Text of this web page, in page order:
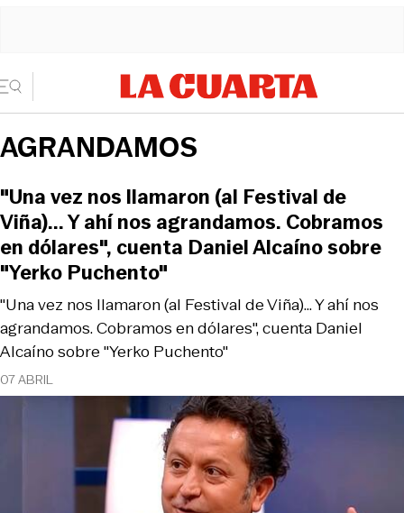
AGRANDAMOS
07 ABRIL
"Una vez nos llamaron (al Festival de Viña)... Y ahí nos
agrandamos. Cobramos en dólares", cuenta Daniel
Alcaíno sobre "Yerko Puchento"
"Una vez nos llamaron (al Festival de
Viña)... Y ahí nos agrandamos. Cobramos
en dólares", cuenta Daniel Alcaíno sobre
"Yerko Puchento"